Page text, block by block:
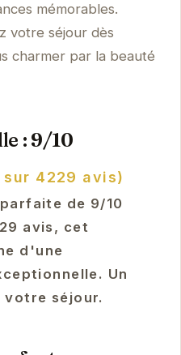
mémorables.
votre séjour dès
charmer par la beauté
: 9/10
sur 4229 avis)
de 9/10
avis, cet
d'une
Un
votre séjour.